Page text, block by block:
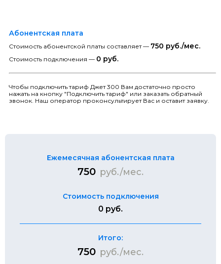
Абонентская плата
Стоимость абонентской платы составляет — 750 руб./мес.
Стоимость подключения — 0 руб.
Чтобы подключить тариф Джет 300 Вам достаточно просто
нажать на кнопку "Подключить тариф" или заказать обратный
звонок. Наш оператор проконсультирует Вас и оставит заявку.
Ежемесячная абонентская плата
750 руб./мес.
Стоимость подключения
0 руб.
Итого:
750 руб./мес.